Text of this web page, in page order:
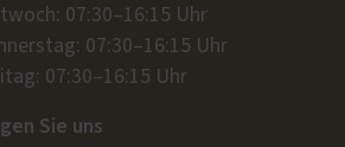
07:30–16:15 Uhr
07:30–16:15 Uhr
07:30–16:15 Uhr
Sie uns